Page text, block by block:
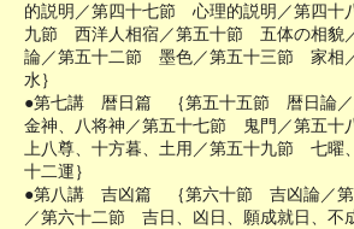
的説明／第四十七節 心理的説明／第四
九節 西洋人相宿／第五十節 五体の相貌
論／第五十二節 墨色／第五十三節 家相
水｝
●第七講 暦日篇 ｛第五十五節 暦日論／
金神、八将神／第五十七節 鬼門／第五
上八尊、十方暮、土用／第五十九節 七曜
十二運｝
●第八講 吉凶篇 ｛第六十節 吉凶論／
／第六十二節 吉日、凶日、願成就日、不